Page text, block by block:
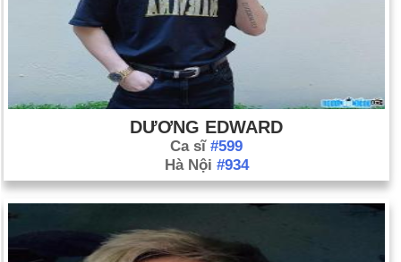
DƯƠNG EDWARD
Ca sĩ #599
Hà Nội #934